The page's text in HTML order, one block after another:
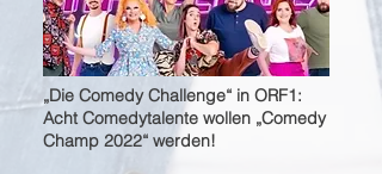
„Die Comedy Challenge“ in ORF1:
Acht Comedytalente wollen „Comedy
Champ 2022“ werden!